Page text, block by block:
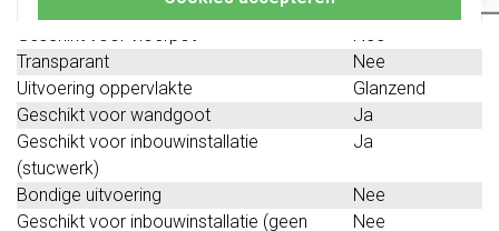
Beschermingsgraad (IP)
Geschikt voor vloerpot
Nee
Transparant
Nee
Uitvoering oppervlakte
Glanzend
Geschikt voor wandgoot
Ja
Geschikt voor inbouwinstallatie
(stucwerk)
Ja
Bondige uitvoering
Nee
Geschikt voor inbouwinstallatie (geen
Nee